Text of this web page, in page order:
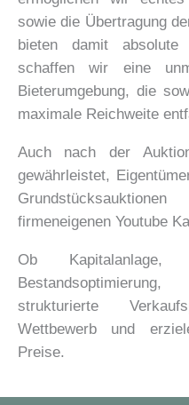
sowie die Übertragung
bieten damit absolute
schaffen wir eine
Bieterumgebung, die
maximale Reichweite
Auch nach der
gewährleistet,
firmeneigenen Youtube
Ob Kapitalanlage,
strukturierte
Wettbewerb und
Preise.